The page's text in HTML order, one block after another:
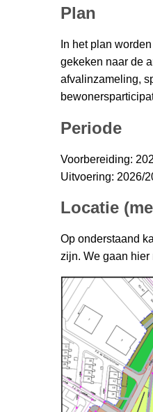
Plan
In het plan
gekeken naar de
afvalinzameling,
Periode
Voorbereiding:
Uitvoering: 2026/
Locatie
Op onderstaand
zijn. We gaan hier